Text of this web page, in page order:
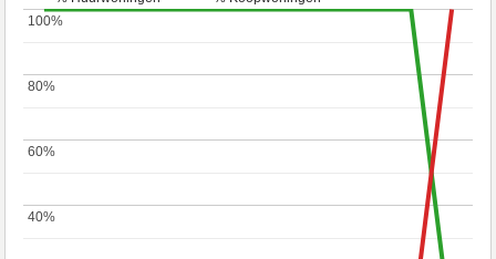
40%
40%
60%
60%
80%
80%
100%
100%